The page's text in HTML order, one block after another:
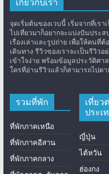
จุดเริ่มต้นของเวบนี้ เริ่มจากที่เร
ไปเที่ยวมาก็อยากจะแบ่งปันประ
เรื่องเล่าและรูปถ่าย เพื่อให้คนที่
เดินทาง รีวิวของเราจะเป็นรีวิวอ
เข้าใจง่าย พร้อมข้อมูลประวัติศ
ใครที่อ่านรีวิวแล้วก็สามารถไปตา
รวมที่พัก
ที่พักภาคเหนือ
ที่พักภาคอีสาน
ที่พักภาคกลาง
เที่ยว
ประเ
ญี่ปุ่น
ไต้หวัน
ฮ่องกง